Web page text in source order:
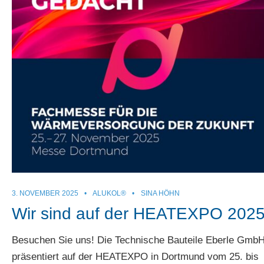
3. NOVEMBER 2025 • ALUKOL® • SINA HÖHN
Wir sind auf der HEATEXPO
Besuchen Sie uns! Die Technische Bauteile Eberle
präsentiert auf der HEATEXPO in Dortmund vom 25. bis